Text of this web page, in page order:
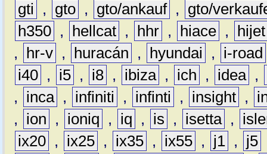
gti
, gto , gto/ankauf ,
gto/
h350 , hellcat , hhr , hiace ,
hijet
,
hr-v , huracán , hyundai ,
i-road
i40 , i5 , i8 , ibiza , ich , idea ,
,
inca , infiniti , infinti , insight ,
,
ion , ioniq , iq , is , isetta ,
ix20 , ix25 , ix35 , ix55 , j1 , j5